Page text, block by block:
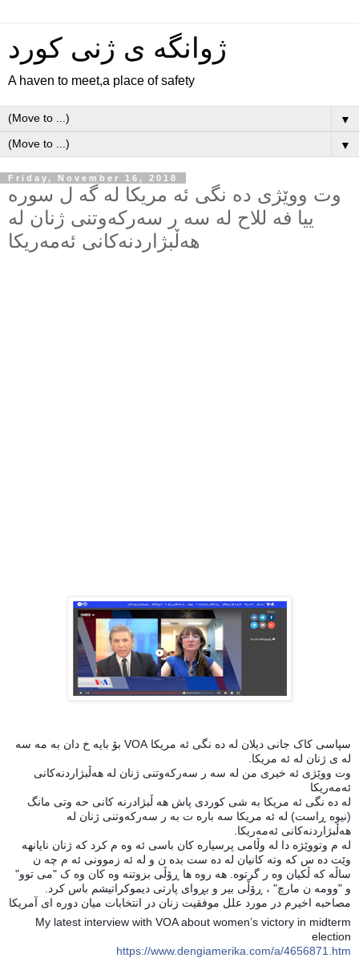
ژوانگه‌ ی ژنی كورد
A haven to meet,a place of safety
▼
▼
Friday, November 16, 2018
وت ووێژی ده نگی ئه مریکا له گه ل سوره
ییا فه للاح له سه ر سەرکەوتنی ژنان لە
هەڵبژاردنەکانی ئەمەریکا
سپاسی کاک جانی دیلان له ده نگی ئه مریکا VOA بۆ بایه خ دان به مه سه
له ی ژنان له ئه مریکا.
وت ووێژی ئه خیری من له سه ر سەرکەوتنی ژنان لە هەڵبژاردنەکانی
ئەمەریکا
له ده نگی ئه مریکا به شی کوردی پاش هه ڵبژادرنه کانی حه وتی مانگ
(نیوه ڕاست) له ئه مریکا سه باره ت به ر سەرکەوتنی ژنان لە
هەڵبژاردنەکانی ئەمەریکا.
له م وتووێژه دا له وڵامی پرسیاره کان باسی ئه وه م کرد که ژنان نایانهه
وێت ده س که وته کانیان له ده ست بده ن و له ئه زموونی ئه م چه ن
ساڵه که ڵکیان وه ر گرتوه. هه روه ها ڕ ۆڵی بزوتنه وه کان وه ک "می توو"
و "وومه ن مارچ" ، ڕۆڵی بیر و بڕوای پارتی دیموکراتیشم باس کرد.
مصاحبه اخیرم در مورد علل موفقیت زنان در انتخابات میان دوره ای آمریکا
My latest interview with VOA about women’s victory in midterm
election
https://www.dengiamerika.com/a/4656871.htm